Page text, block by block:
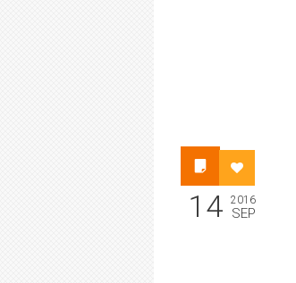
14 2016
SEP